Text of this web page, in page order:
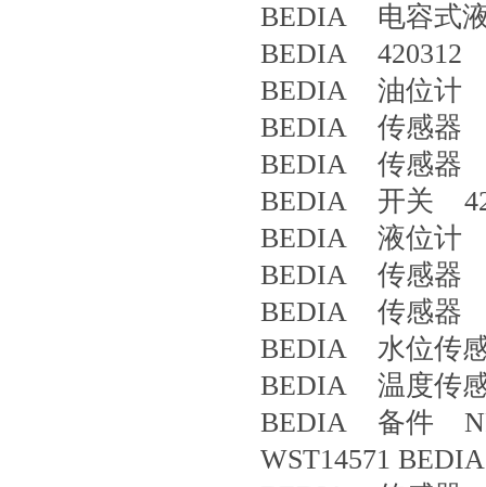
BEDIA 电容式
BEDIA 420312
BEDIA 油位计
BEDIA 传感器
BEDIA 传感器
BEDIA 开关
BEDIA 液位计
BEDIA 传感器
BEDIA 传感器
BEDIA 水位传
BEDIA 温度传
BEDIA 备件
WST14571 BEDIA